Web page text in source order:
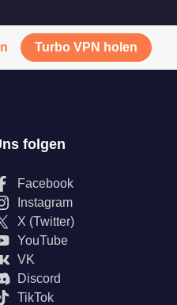
Turbo VPN holen
folgen
Facebook
Instagram
X (Twitter)
YouTube
VK
Discord
TikTok